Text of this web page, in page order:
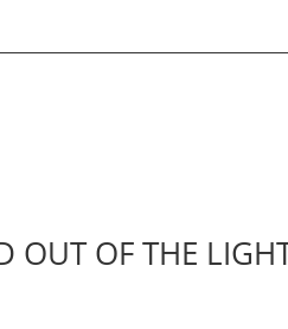
OUT OF THE